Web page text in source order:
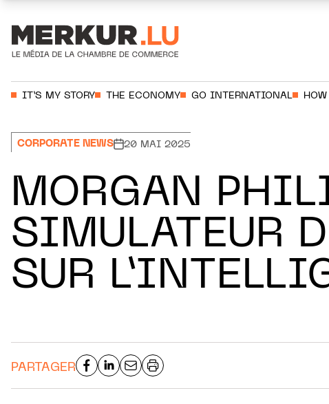
IT’S MY STORY THE ECONOMY GO INTERNATIONAL
CORPORATE NEWS 20 MAI 2025
MORGAN
SIMULATEUR
SUR
PARTAGER